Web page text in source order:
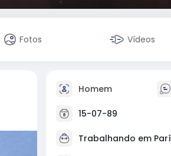
Fotos Vídeos
Homem
15-07-89
Trabalhando em